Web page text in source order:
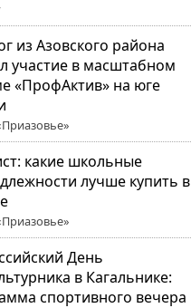
из Азовского района
участие в масштабном
«ПрофАктив» на юге
какие школьные
лучше купить в
День
в Кагальнике:
спортивного вечера